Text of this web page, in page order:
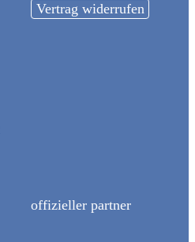
Vertrag widerrufen
offizieller partner